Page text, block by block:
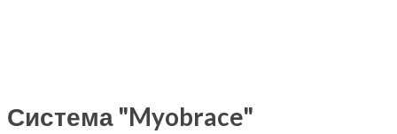
Система "Myobrace"